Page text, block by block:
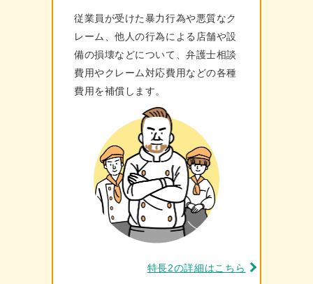
従業員が受けた暴力行為や悪質なク
レーム、他人の行為による店舗や設
備の損壊などについて、弁護士相談
費用やクレーム対応費用などの各種
費⽤を補償します。
特長2の詳細はこちら